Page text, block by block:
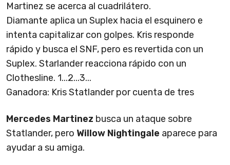
Martinez se acerca al cuadrilátero.
Diamante aplica un Suplex hacia el esquinero e
intenta capitalizar con golpes. Kris responde
rápido y busca el SNF, pero es revertida con un
Suplex. Starlander reacciona rápido con un
Clothesline. 1...2...3...
Ganadora: Kris Statlander por cuenta de tres
Mercedes Martinez busca un ataque sobre
Statlander, pero Willow Nightingale aparece para
ayudar a su amiga.